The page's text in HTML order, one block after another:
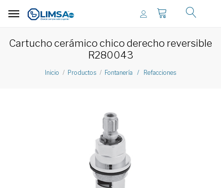
Cartucho cerámico chico derecho reversible
R280043
Inicio Productos Fontanería / Refacciones